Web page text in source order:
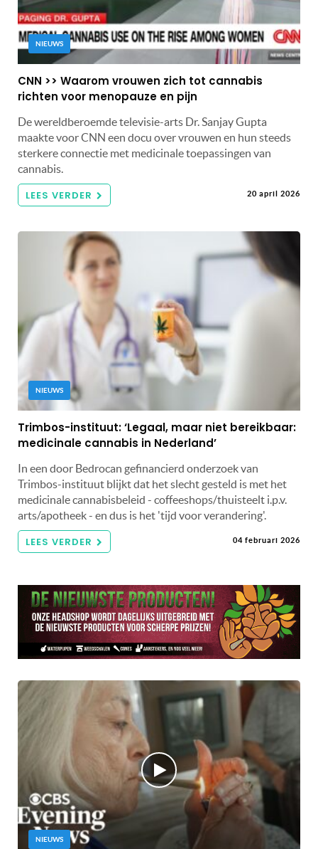
NIEUWS
CNN >> Waarom vrouwen zich tot cannabis
richten voor menopauze en pijn
De wereldberoemde televisie-arts Dr. Sanjay Gupta
maakte voor CNN een docu over vrouwen en hun steeds
sterkere connectie met medicinale toepassingen van
cannabis.
LEES VERDER 20 april 2026
NIEUWS
Trimbos-instituut: ‘Legaal, maar niet bereikbaar:
medicinale cannabis in Nederland’
In een door Bedrocan gefinancierd onderzoek van
Trimbos-instituut blijkt dat het slecht gesteld is met het
medicinale cannabisbeleid - coffeeshops/thuisteelt i.p.v.
arts/apotheek - en dus is het 'tijd voor verandering'.
LEES VERDER 04 februari 2026
NIEUWS